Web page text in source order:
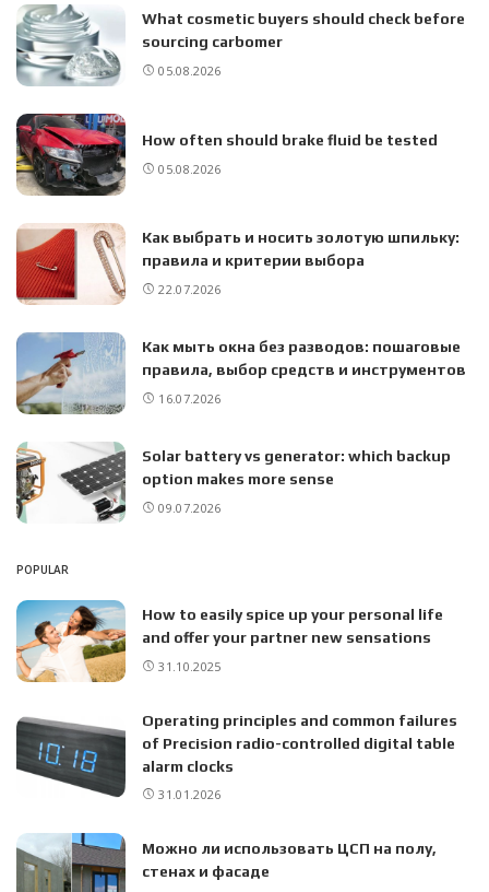
What cosmetic buyers should check before
sourcing carbomer
05.08.2026
How often should brake fluid be tested
05.08.2026
Как выбрать и носить золотую шпильку:
правила и критерии выбора
22.07.2026
Как мыть окна без разводов: пошаговые
правила, выбор средств и инструментов
16.07.2026
Solar battery vs generator: which backup
option makes more sense
09.07.2026
POPULAR
How to easily spice up your personal life
and offer your partner new sensations
31.10.2025
Operating principles and common failures
of Precision radio-controlled digital table
alarm clocks
31.01.2026
Можно ли использовать ЦСП на полу,
стенах и фасаде